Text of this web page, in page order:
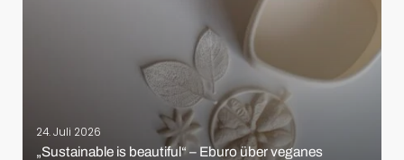
24. Juli 2026
„Sustainable is beautiful“ – Eburo über veganes